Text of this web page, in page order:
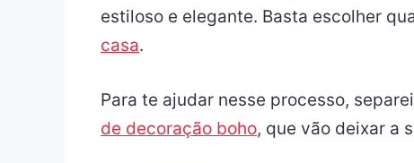
estiloso e elegante. Basta escolher
casa.
Para te ajudar nesse processo,
de decoração boho, que vão deixar a